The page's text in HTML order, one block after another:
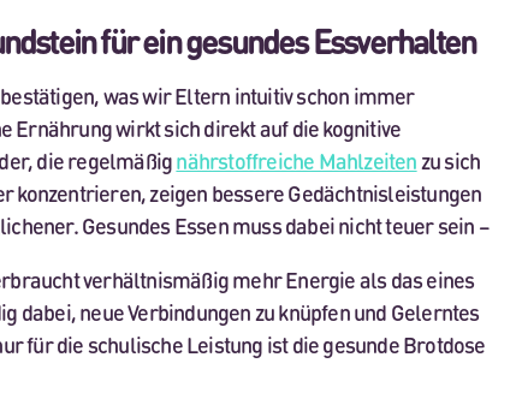
für ein gesundes Essverhalten
was wir Eltern intuitiv schon immer
Ernährung wirkt sich direkt auf die kognitive
die regelmäßignährstoffreiche Mahlzeitenzu sich
konzentrieren, zeigen bessere Gedächtnisleistungen
Gesundes Essen muss dabei nicht teuer sein –
verhältnismäßig mehr Energie als das eines
dabei, neue Verbindungen zu knüpfen und Gelerntes
für die schulische Leistung ist die gesunde Brotdose